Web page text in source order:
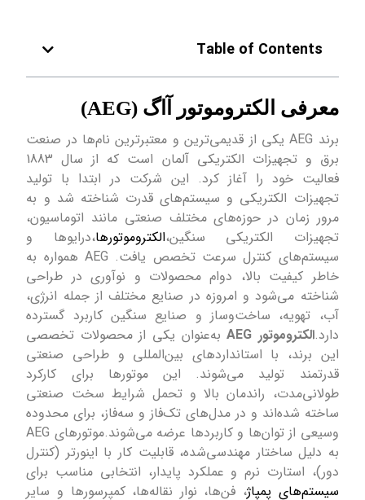
Table of Contents
معرفی الکتروموتور آاگ (AEG)
برند AEG یکی از قدیمی‌ترین و معتبرترین نام‌ها در صنعت
برق و تجهیزات الکتریکی آلمان است که از سال 1883
فعالیت خود را آغاز کرد. این شرکت در ابتدا با تولید
تجهیزات الکتریکی و سیستم‌های قدرت شناخته شد و به
مرور زمان در حوزه‌های مختلف صنعتی مانند اتوماسیون،
تجهیزات الکتریکی سنگین،الکتروموتورها،درایوها و
سیستم‌های کنترل سرعت تخصص یافت. AEG همواره به
خاطر کیفیت بالا، دوام محصولات و نوآوری در طراحی
شناخته می‌شود و امروزه در صنایع مختلف از جمله انرژی،
آب، تهویه، ساخت‌وساز و صنایع سنگین کاربرد گسترده
دارد.الکتروموتور AEG
به‌عنوان یکی از محصولات تخصصی
این برند، با استانداردهای بین‌المللی و طراحی صنعتی
قدرتمند تولید می‌شوند. این موتورها برای کارکرد
طولانی‌مدت، راندمان بالا و تحمل شرایط سخت صنعتی
ساخته شده‌اند و در مدل‌های تک‌فاز و سه‌فاز، برای محدوده
وسیعی از توان‌ها و کاربردها عرضه می‌شوند.موتورهای AEG
به دلیل ساختار مهندسی‌شده، قابلیت کار با اینورتر (کنترل
دور)، استارت نرم و عملکرد پایدار، انتخابی مناسب برای
سیستم‌های پمپاژ، فن‌ها، نوار نقاله‌ها، کمپرسورها و سایر